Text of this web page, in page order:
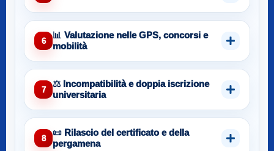
6
📊 Valutazione nelle GPS, concorsi e
mobilità
7
⚖️ Incompatibilità e doppia iscrizione
universitaria
8
📜 Rilascio del certificato e della
pergamena